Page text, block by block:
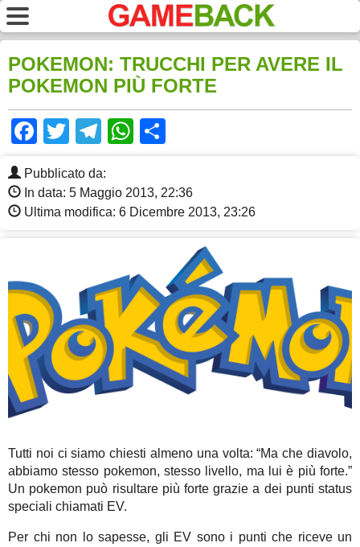
POKEMON: TRUCCHI PER AVERE IL
POKEMON PIÙ FORTE
Facebook
TwitterTelegram
WhatsApp
Pubblicato da:
In data: 5 Maggio 2013, 22:36
Ultima modifica: 6 Dicembre 2013, 23:26
Tutti noi ci siamo chiesti almeno una volta: “Ma che diavolo,
abbiamo stesso pokemon, stesso livello, ma lui è più forte.”
Un pokemon può risultare più forte grazie a dei punti status
speciali chiamati EV.
Per chi non lo sapesse, gli EV sono i punti che riceve un